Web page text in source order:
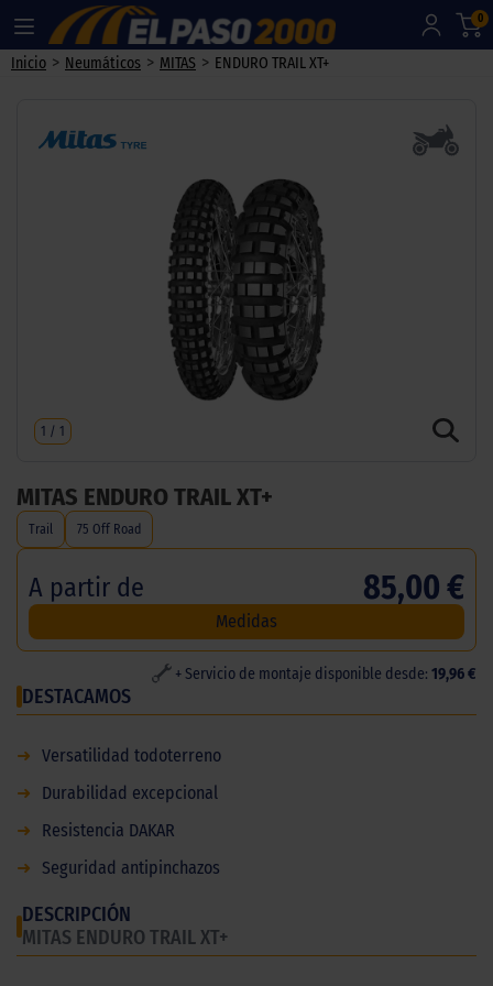
0
Inicio > Neumáticos > MITAS > ENDURO TRAIL XT+
1 / 1
MITAS ENDURO TRAIL XT+
Trail 75 Off Road
A partir de 85,00 €
Medidas
+ Servicio de montaje disponible desde: 19,96 €
DESTACAMOS
➜ Versatilidad todoterreno
➜
Durabilidad excepcional
➜
Resistencia DAKAR
➜
Seguridad antipinchazos
DESCRIPCIÓN
MITAS ENDURO TRAIL XT+